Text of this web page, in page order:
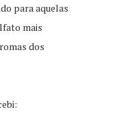
para aquelas
mais
dos